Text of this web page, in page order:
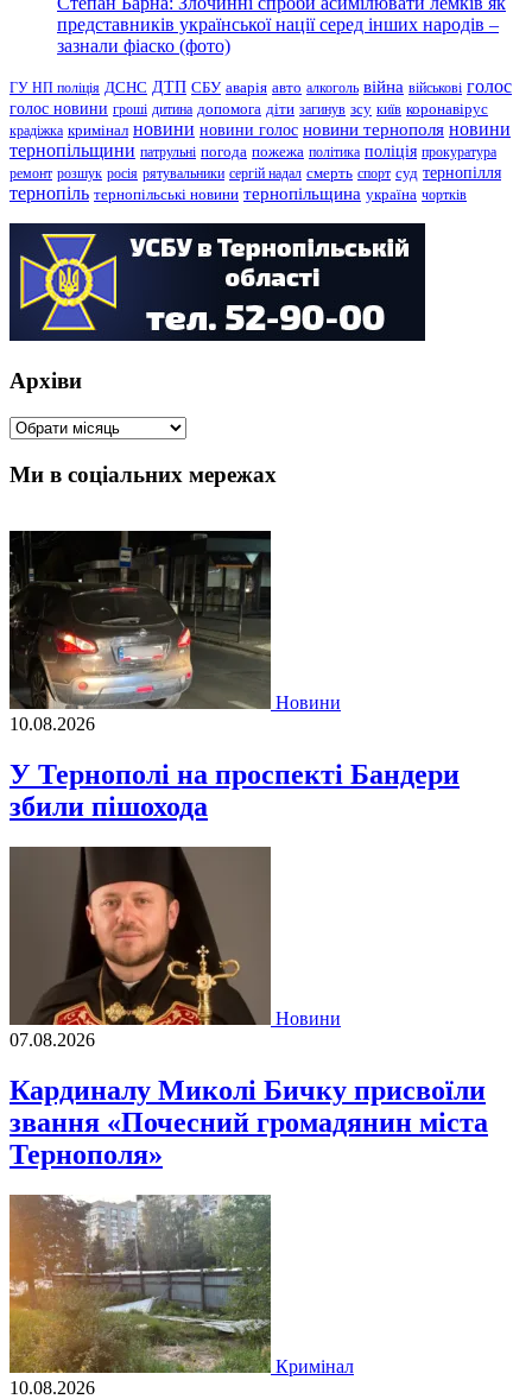
представників української нації серед інших народів –
зазнали фіаско (фото)
ГУ НП поліція ДСНС ДТП СБУ аварія авто алкоголь війна військові голос
голос новини гроші дитина допомога діти загинув зсу київ коронавірус
крадіжка кримінал новини новини голос новини тернополя новини
тернопільщини патрульні погода пожежа політика поліція прокуратура
ремонт розшук росія рятувальники сергій надал смерть спорт суд тернопілля
тернопіль тернопільські новини тернопільщина україна чортків
Архіви
Архіви
Ми в соціальних мережах
Новини
10.08.2026
У Тернополі на проспекті Бандери
збили пішохода
Новини
07.08.2026
Кардиналу Миколі Бичку присвоїли
звання «Почесний громадянин міста
Тернополя»
Кримінал
10.08.2026